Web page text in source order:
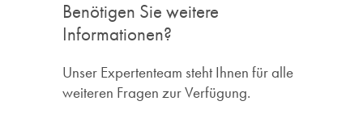
Benötigen Sie weitere
Informationen?
Unser Expertenteam steht Ihnen für alle
weiteren Fragen zur Verfügung.